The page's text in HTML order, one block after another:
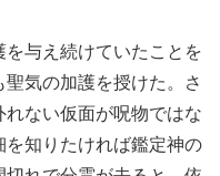
与え続けていたことを
気の加護を授けた。さ
ない仮面が呪物ではな
を知りたければ鑑定神の